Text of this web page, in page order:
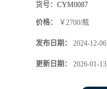
货号： CYM0087
价格： ￥2700/瓶
发布日期： 2024-12-06
更新日期： 2026-01-13